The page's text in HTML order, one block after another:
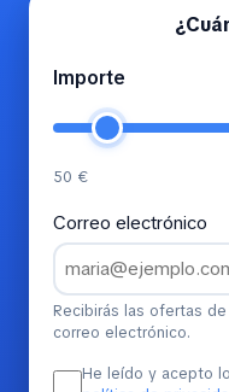
Importe
50 €
Correo electrónico
Recibirás las ofertas
correo electrónico.
He leído y acepto